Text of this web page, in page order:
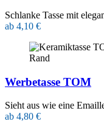
Schlanke Tasse mit
ab 4,10 €
Werbetasse TOM
Sieht aus wie eine
ab 4,80 €